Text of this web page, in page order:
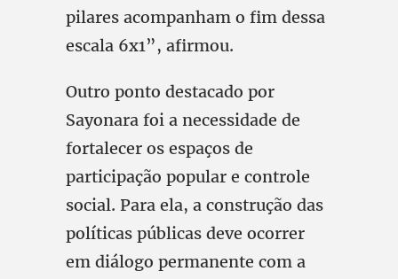
pilares acompanham o fim dessa
escala 6x1”, afirmou.
Outro ponto destacado por
Sayonara foi a necessidade de
fortalecer os espaços de
participação popular e controle
social. Para ela, a construção das
políticas públicas deve ocorrer
em diálogo permanente com a